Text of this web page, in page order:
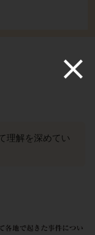
理解を深めてい